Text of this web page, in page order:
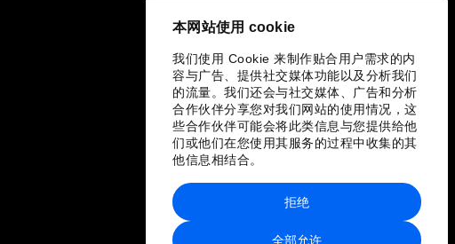
本网站使用 cookie
我们使用 Cookie 来制作贴合用户需求的内
容与广告、提供社交媒体功能以及分析我们
的流量。我们还会与社交媒体、广告和分析
合作伙伴分享您对我们网站的使用情况，这
些合作伙伴可能会将此类信息与您提供给他
们或他们在您使用其服务的过程中收集的其
他信息相结合。
全部允许
拒绝